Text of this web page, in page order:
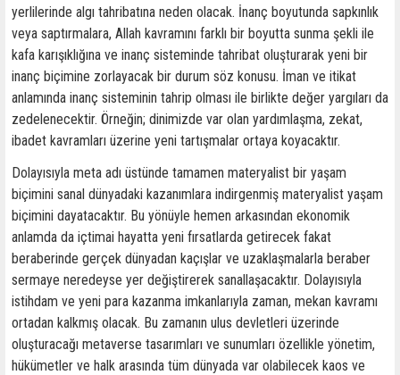
yerlilerinde algı tahribatına neden olacak. İnanç boyutunda sapkınlık
veya saptırmalara, Allah kavramını farklı bir boyutta sunma şekli ile
kafa karışıklığına ve inanç sisteminde tahribat oluşturarak yeni bir
inanç biçimine zorlayacak bir durum söz konusu. İman ve itikat
anlamında inanç sisteminin tahrip olması ile birlikte değer yargıları da
zedelenecektir. Örneğin; dinimizde var olan yardımlaşma, zekat,
ibadet kavramları üzerine yeni tartışmalar ortaya koyacaktır.
Dolayısıyla meta adı üstünde tamamen materyalist bir yaşam
biçimini sanal dünyadaki kazanımlara indirgenmiş materyalist yaşam
biçimini dayatacaktır. Bu yönüyle hemen arkasından ekonomik
anlamda da içtimai hayatta yeni fırsatlarda getirecek fakat
beraberinde gerçek dünyadan kaçışlar ve uzaklaşmalarla beraber
sermaye neredeyse yer değiştirerek sanallaşacaktır. Dolayısıyla
istihdam ve yeni para kazanma imkanlarıyla zaman, mekan kavramı
ortadan kalkmış olacak. Bu zamanın ulus devletleri üzerinde
oluşturacağı metaverse tasarımları ve sunumları özellikle yönetim,
hükümetler ve halk arasında tüm dünyada var olabilecek kaos ve